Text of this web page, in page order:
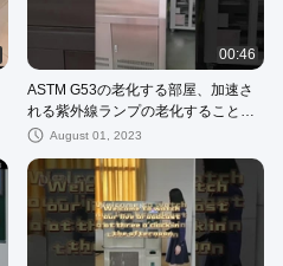
00:46
ASTM G53の老化する部屋、加速さ
れる紫外線ランプの老化することテ
スターを風化させる
August 01, 2023